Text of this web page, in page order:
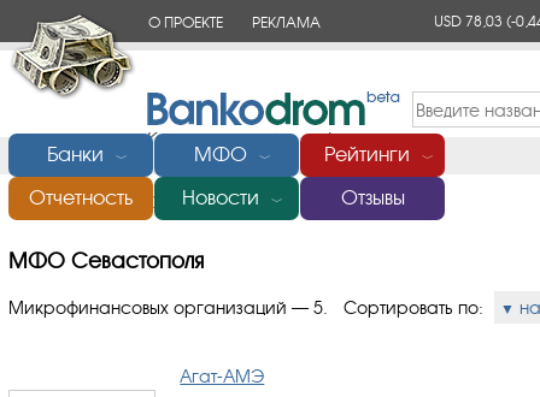
О ПРОЕКТЕ РЕКЛАМА USD 78,03(-
Банки ﹀ МФО ﹀ Рейтинги ﹀
Отчетность Новости ﹀ Отзывы
Главная/МФО Севастополя
МФО Севастополя
Микрофинансовых организаций — 5. Сортировать по:
Агат-АМЭ